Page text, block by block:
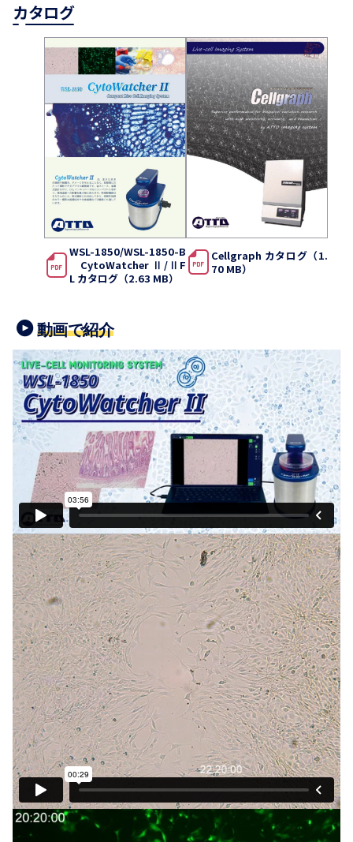
カタログ
WSL-1850/WSL-1850-B
CytoWatcher Ⅱ/ⅡF
L カタログ（2.63 MB）
Cellgraph カタログ（1.
70 MB）
動画で紹介